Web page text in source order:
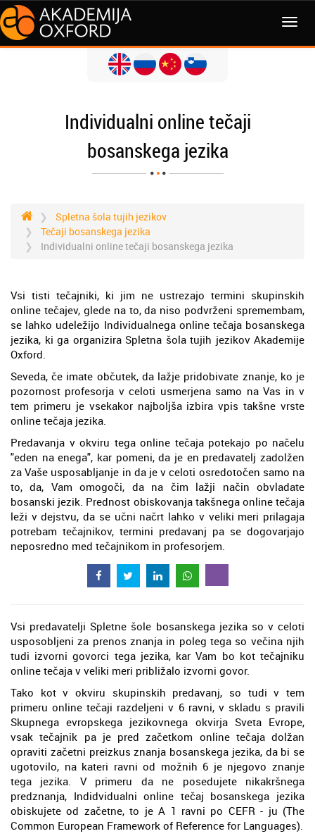
MENI
Individualni online tečaji
bosanskega jezika
Spletna šola tujih jezikov
Tečaji bosanskega jezika
Individualni online tečaji bosanskega jezika
Vsi tisti tečajniki, ki jim ne ustrezajo termini skupinskih
online tečajev, glede na to, da niso podvrženi spremembam,
se lahko udeležijo Individualnega online tečaja bosanskega
jezika, ki ga organizira Spletna šola tujih jezikov Akademije
Oxford.
Seveda, če imate občutek, da lažje pridobivate znanje, ko je
pozornost profesorja v celoti usmerjena samo na Vas in v
tem primeru je vsekakor najboljša izbira vpis takšne vrste
online tečaja jezika.
Predavanja v okviru tega online tečaja potekajo po načelu
"eden na enega", kar pomeni, da je en predavatelj zadolžen
za Vaše usposabljanje in da je v celoti osredotočen samo na
to, da, Vam omogoči, da na čim lažji način obvladate
bosanski jezik. Prednost obiskovanja takšnega online tečaja
leži v dejstvu, da se učni načrt lahko v veliki meri prilagaja
potrebam tečajnikov, termini predavanj pa se dogovarjajo
neposredno med tečajnikom in profesorjem.
Vsi predavatelji Spletne šole bosanskega jezika so v celoti
usposobljeni za prenos znanja in poleg tega so večina njih
tudi izvorni govorci tega jezika, kar Vam bo kot tečajniku
online tečaja v veliki meri približalo izvorni govor.
Tako kot v okviru skupinskih predavanj, so tudi v tem
primeru online tečaji razdeljeni v 6 ravni, v skladu s pravili
Skupnega evropskega jezikovnega okvirja Sveta Evrope,
vsak tečajnik pa je pred začetkom online tečaja dolžan
opraviti začetni preizkus znanja bosanskega jezika, da bi se
ugotovilo, na kateri ravni od možnih 6 je njegovo znanje
tega jezika. V primeru da ne posedujete nikakršnega
predznanja, Indidvidualni online tečaj bosanskega jezika
obiskujete od začetne, to je A 1 ravni po CEFR - ju (The
Common European Framework of Reference for Languages).